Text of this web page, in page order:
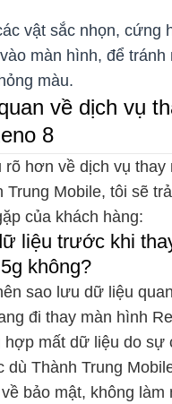
vật sắc nhọn, cứng
màn hình, để tránh
màu.
về dịch vụ
8
hơn về dịch vụ thay
Trung Mobile, tôi sẽ
của khách hàng:
liệu trước khi
không?
sao lưu dữ liệu
đi thay màn hình
mất dữ liệu do sự
dù Thành Trung
bảo mật, không làm